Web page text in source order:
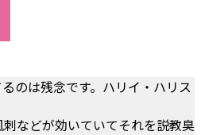
のは残念です。ハリイ・ハリス
などが効いていてそれを説教臭